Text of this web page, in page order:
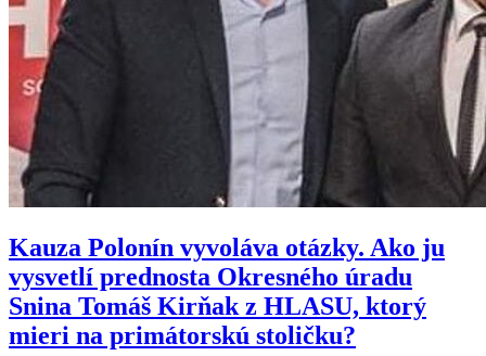
Kauza Polonín vyvoláva otázky. Ako ju
vysvetlí prednosta Okresného úradu
Snina Tomáš Kirňak z HLASU, ktorý
mieri na primátorskú stoličku?